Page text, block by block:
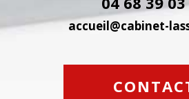
accueil@cabinet-